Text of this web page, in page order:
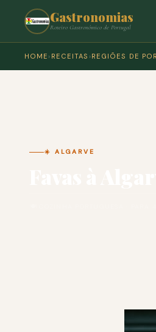
Gastronomias
Roteiro Gastronómico de Portugal
HOME › RECEITAS › REGIÕES DE
☀️ ALGARVE